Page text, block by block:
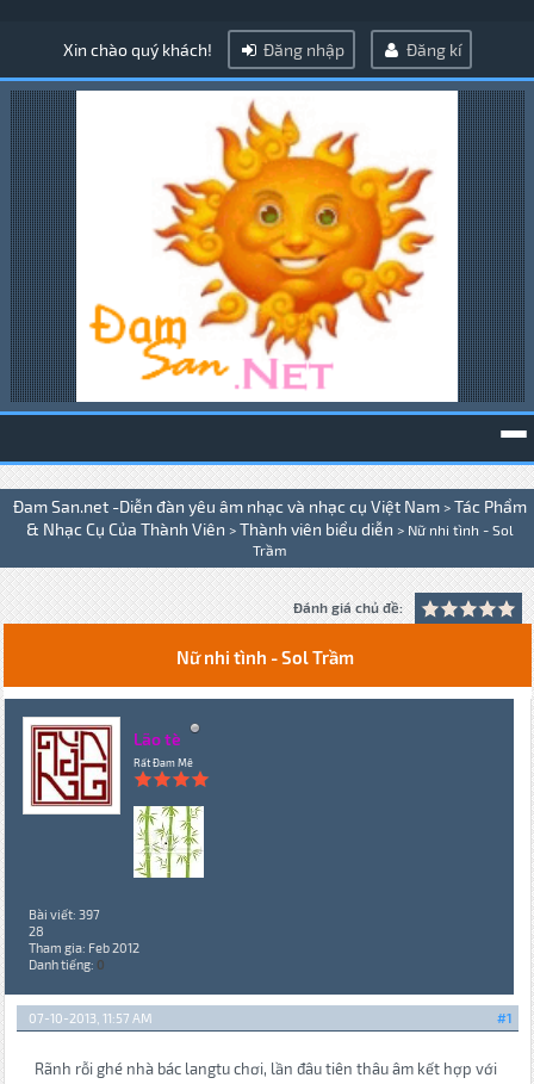
Xin chào quý khách! Đăng nhập Đăng kí
Đam San.net -Diễn đàn yêu âm nhạc và nhạc cụ Việt Nam > Tác Phẩm
& Nhạc Cụ Của Thành Viên > Thành viên biểu diễn > Nữ nhi tình - Sol
Trầm
Đánh giá chủ đề:
Nữ nhi tình - Sol Trầm
Lão tè
Rất Đam Mê
Bài viết: 397
28
Tham gia: Feb 2012
Danh tiếng: 0
#1
07-10-2013, 11:57 AM
Rãnh rỗi ghé nhà bác langtu chơi, lần đâu tiên thâu âm kết hợp với